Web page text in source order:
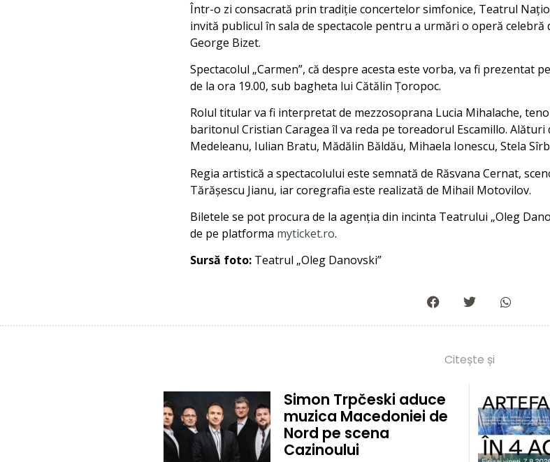
Într-o zi consacrată prin tradiție concertelor simfonice, Teatrul
invită publicul în sala de spectacole pentru a urmări o operă
George Bizet.
Spectacolul „Carmen”, că despre acesta este vorba, va fi prezentat
de la ora 19.00, sub bagheta lui Cătălin Țoropoc.
Rolul titular va fi interpretat de mezzosoprana Lucia Mihalache,
baritonul Cristian Caragea îl va reda pe toreadorul Escamillo. Alături
Medeleanu, Iulian Bratu, Mădălin Băldău, Mihaela Ionescu, Stela
Regia artistică a spectacolului este semnată de Răsvana Cernat,
Tărăşescu Jianu, iar coregrafia este realizată de Mihail Motovilov.
Biletele se pot procura de la agenția din incinta Teatrului „Oleg
de pe platforma myticket.ro.
Sursă foto: Teatrul „Oleg Danovski”
Citește și
Simon Trpčeski aduce
muzica Macedoniei de
Nord pe scena
Cazinoului